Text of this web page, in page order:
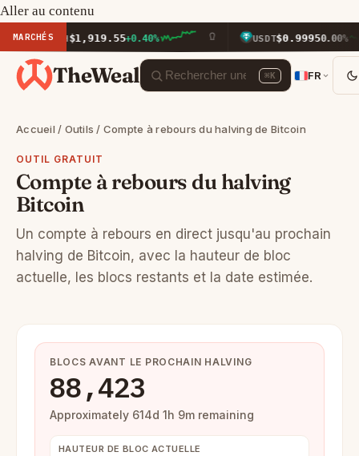
Aller au contenu
MARCHÉS
ETH$1,919.55+0.40% USDT$0.99950.00%
TheWeal ⌘K FR
Accueil / Outils / Compte à rebours du halving de Bitcoin
OUTIL GRATUIT
Compte à rebours du halving
Bitcoin
Un compte à rebours en direct jusqu'au prochain
halving de Bitcoin, avec la hauteur de bloc
actuelle, les blocs restants et la date estimée.
BLOCS AVANT LE PROCHAIN HALVING
88,423
Approximately 614d 1h 9m remaining
HAUTEUR DE BLOC ACTUELLE